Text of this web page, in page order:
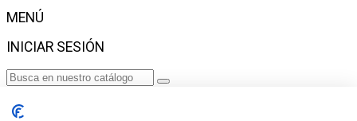
MENÚ
INICIAR SESIÓN
No se encontraron productos.